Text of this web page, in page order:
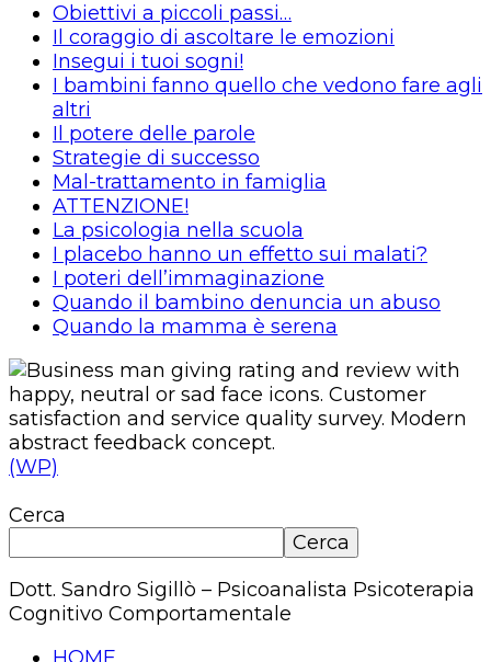
Obiettivi a piccoli passi…
Il coraggio di ascoltare le emozioni
Insegui i tuoi sogni!
I bambini fanno quello che vedono fare agli
altri
Il potere delle parole
Strategie di successo
Mal-trattamento in famiglia
ATTENZIONE!
La psicologia nella scuola
I placebo hanno un effetto sui malati?
I poteri dell’immaginazione
Quando il bambino denuncia un abuso
Quando la mamma è serena
(WP)
Cerca
Cerca
Dott. Sandro Sigillò – Psicoanalista Psicoterapia
Cognitivo Comportamentale